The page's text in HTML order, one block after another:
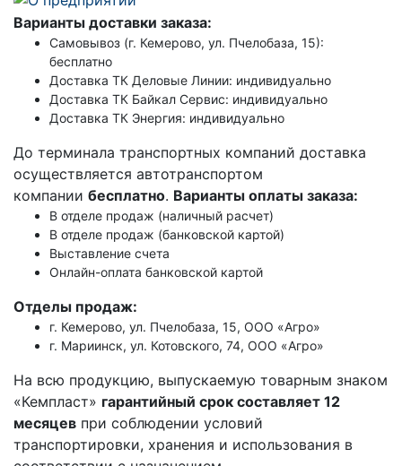
Варианты доставки заказа:
Самовывоз (г. Кемерово, ул. Пчелобаза, 15):
бесплатно
Доставка ТК Деловые Линии: индивидуально
Доставка ТК Байкал Сервис: индивидуально
Доставка ТК Энергия: индивидуально
До терминала транспортных компаний доставка
осуществляется автотранспортом
компании бесплатно. Варианты оплаты заказа:
В отделе продаж (наличный расчет)
В отделе продаж (банковской картой)
Выставление счета
Онлайн-оплата банковской картой
Отделы продаж:
г. Кемерово, ул. Пчелобаза, 15, ООО «Агро»
г. Мариинск, ул. Котовского, 74, ООО «Агро»
На всю продукцию, выпускаемую товарным знаком
«Кемпласт» гарантийный срок составляет 12
месяцев при соблюдении условий
транспортировки, хранения и использования в